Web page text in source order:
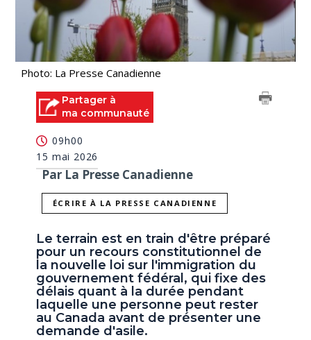
Photo: La Presse Canadienne
Partager à
ma communauté
09h00
15 mai 2026
Par La Presse Canadienne
ÉCRIRE À LA PRESSE CANADIENNE
Le terrain est en train d'être préparé
pour un recours constitutionnel de
la nouvelle loi sur l'immigration du
gouvernement fédéral, qui fixe des
délais quant à la durée pendant
laquelle une personne peut rester
au Canada avant de présenter une
demande d'asile.